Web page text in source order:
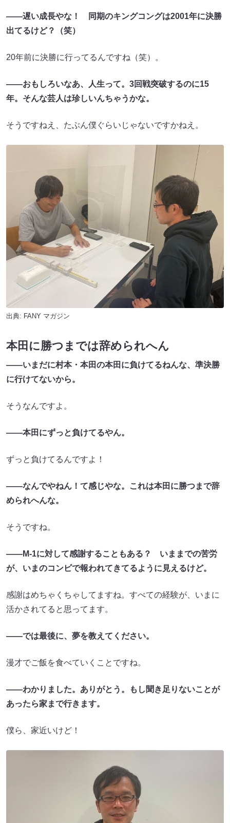
――遅い成長やな！ 同期のキングコングは2001年に決勝
出てるけど？（笑）
20年前に決勝に行ってるんですね（笑）。
――おもしろいなあ、人生って。3回戦突破するのに15
年。そんな芸人は珍しいんちゃうかな。
そうですねえ、たぶん僕ぐらいじゃないですかねえ。
出典: FANY マガジン
本田に勝つまでは辞められへん
――いまだに村本・本田の本田に負けてるねんな、準決勝
に行けてないから。
そうなんですよ。
――本田にずっと負けてるやん。
ずっと負けてるんですよ！
――なんでやねん！て感じやな。これは本田に勝つまで辞
められへんな。
そうですね。
――M-1に対して感謝することもある？ いままでの苦労
が、いまのコンビで報われてきてるように見えるけど。
感謝はめちゃくちゃしてますね。すべての経験が、いまに
活かされてると思ってます。
――では最後に、夢を教えてください。
漫才でご飯を食べていくことですね。
――わかりました。ありがとう。もし聞き足りないことが
あったら家まで行きます。
僕ら、家近いけど！